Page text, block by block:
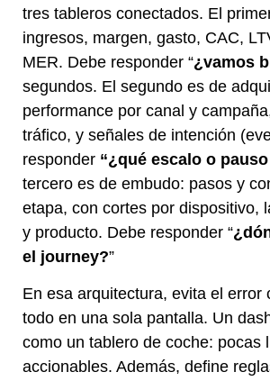
tres tableros conectados. El
ingresos, margen, gasto, CAC,
MER. Debe responder “¿vamos
segundos. El segundo es de
performance por canal y
tráfico, y señales de intención
responder “¿qué escalo o
tercero es de embudo: pasos y
etapa, con cortes por dispositivo,
y producto. Debe responder “
el journey?”
En esa arquitectura, evita el error
todo en una sola pantalla. Un
como un tablero de coche: pocas
accionables. Además, define